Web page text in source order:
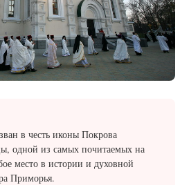
в честь иконы Покрова
одной из самых почитаемых на
место в истории и духовной
Приморья.